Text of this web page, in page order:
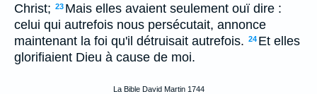
Christ; 23 Mais elles avaient seulement ouï dire :
celui qui autrefois nous persécutait, annonce
maintenant la foi qu'il détruisait autrefois. 24 Et elles
glorifiaient Dieu à cause de moi.
La Bible David Martin 1744